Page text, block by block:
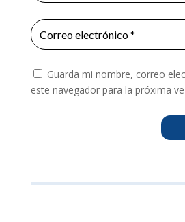
Guarda mi nombre, correo
este navegador para la próxima